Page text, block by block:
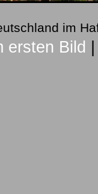
im
ersten Bild